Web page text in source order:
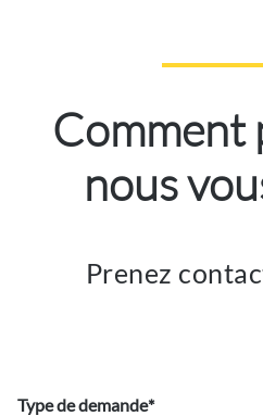
Comment
nous
Prenez
Type de demande*